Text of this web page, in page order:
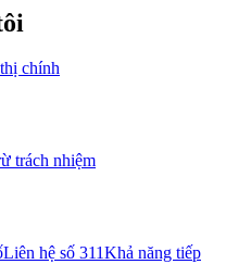
chính
trách nhiệm
Liên hệ số 311Khả năng tiếp